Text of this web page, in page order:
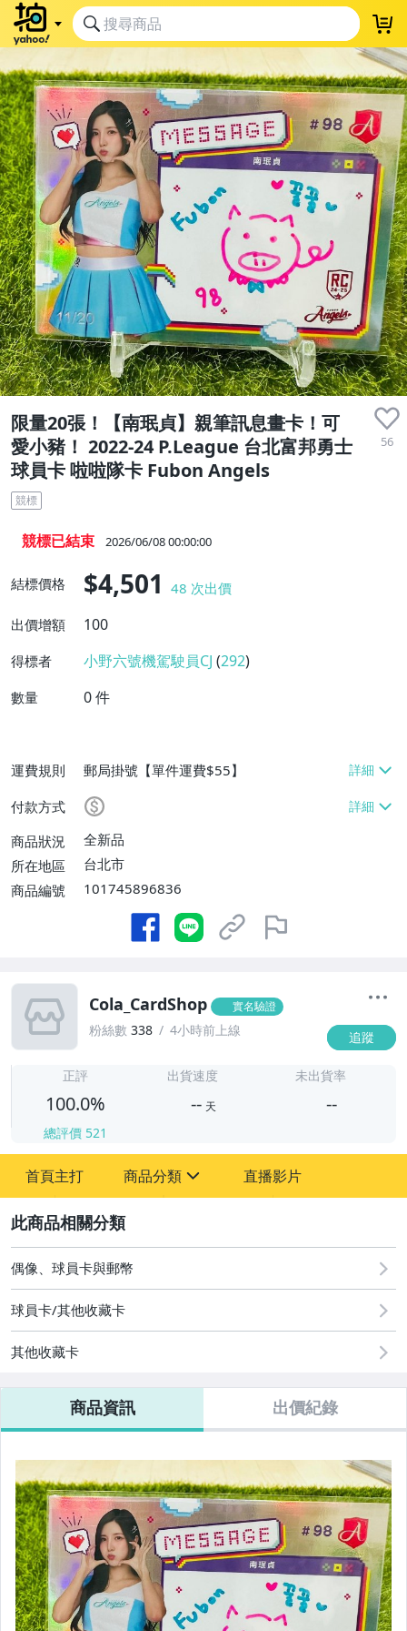
限量20張！【南珉貞】親筆訊息畫卡！可
愛小豬！ 2022-24 P.League 台北富邦勇士
球員卡 啦啦隊卡 Fubon Angels
56
競標
競標已結束 2026/06/08 00:00:00
結標價格 $4,501 48 次出價
出價增額
100
得標者 小野六號機駕駛員CJ (292)
數量 0件
運費規則
郵局掛號【單件運費$55】
付款方式
商品狀況
全新品
所在地區
台北市
商品編號
101745896836
Cola_CardShop 實名驗證
粉絲數 338 4小時前上線 追蹤
正評
100.0%
總評價 521
出貨速度
-- 天
未出貨率
--
首頁主打 商品分類
成人專區
直播影片
偶像、球員卡與郵幣
球員卡/其他收藏卡
其他收藏卡
商品資訊 出價紀錄